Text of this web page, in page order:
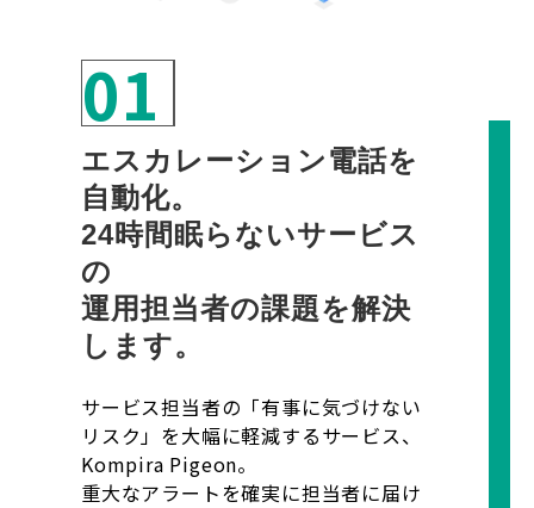
01
エスカレーション電話を
自動化。
24時間眠らないサービス
の
運用担当者の課題を解決
します。
サービス担当者の「有事に気づけない
リスク」を大幅に軽減するサービス、
Kompira Pigeon。
重大なアラートを確実に担当者に届け